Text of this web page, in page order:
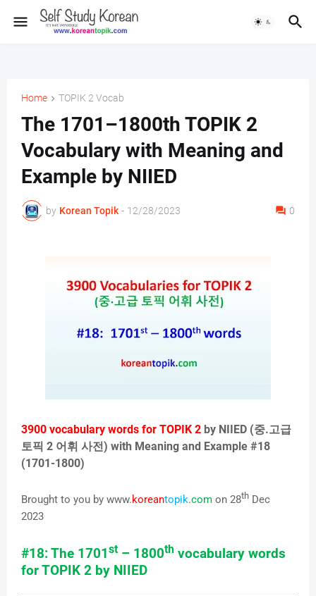
Home TOPIK 2 Vocab
The 1701–1800th TOPIK 2
Vocabulary with Meaning and
Example by NIIED
by Korean Topik - 12/28/2023 0
3900 vocabulary words for TOPIK 2 by NIIED (중.고급
토픽 2 어휘 사전) with Meaning and Example #18
(1701-1800)
Brought to you by www.koreantopik.com on 28th Dec
2023
#18: The 1701st– 1800th vocabulary words
for TOPIK 2 by NIIED